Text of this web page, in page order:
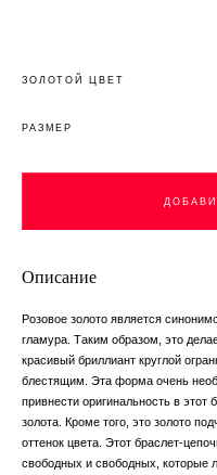
ЗОЛОТОЙ ЦВЕТ
РАЗМЕР
Описание
Розовое золото является
гламура. Таким образом, это
красивый бриллиант круглой
блестящим. Эта форма очень
привнести оригинальность в этот
золота. Кроме того, это золото
оттенок цвета. Этот браслет-
свободных и свободных, которые